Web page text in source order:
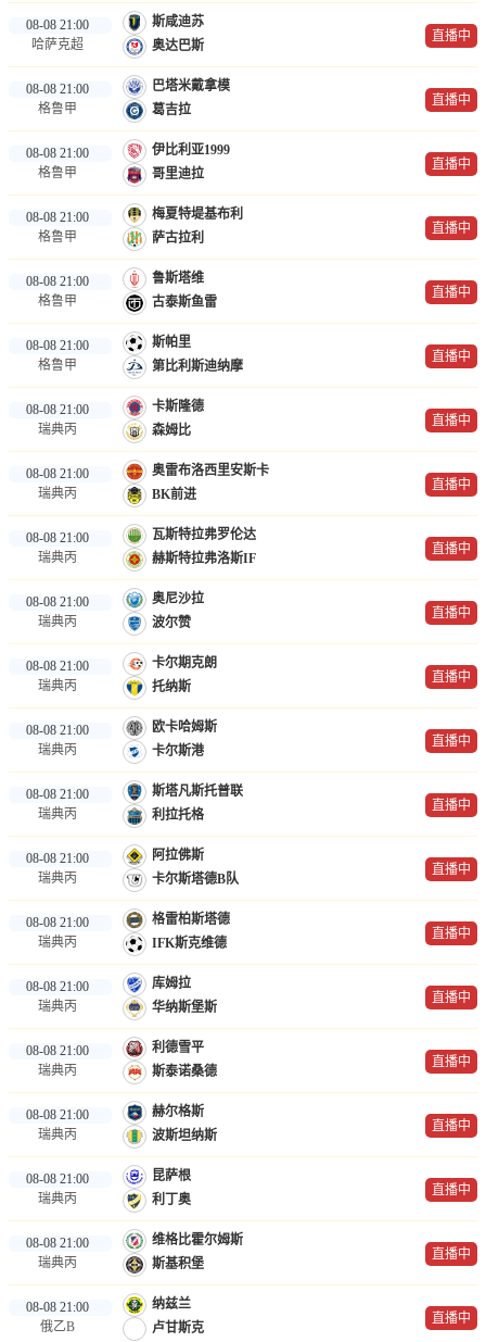
08-08 21:00
哈萨克超
斯咸迪苏
奥达巴斯
直播中
08-08 21:00
格鲁甲
巴塔米戴拿模
葛吉拉
直播中
08-08 21:00
格鲁甲
伊比利亚1999
哥里迪拉
直播中
08-08 21:00
格鲁甲
梅夏特堤基布利
萨古拉利
直播中
08-08 21:00
格鲁甲
鲁斯塔维
古泰斯鱼雷
直播中
08-08 21:00
格鲁甲
斯帕里
第比利斯迪纳摩
直播中
08-08 21:00
瑞典丙
卡斯隆德
森姆比
直播中
08-08 21:00
瑞典丙
奥雷布洛西里安斯卡
BK前进
直播中
08-08 21:00
瑞典丙
瓦斯特拉弗罗伦达
赫斯特拉弗洛斯IF
直播中
08-08 21:00
瑞典丙
奥尼沙拉
波尔赞
直播中
08-08 21:00
瑞典丙
卡尔期克朗
托纳斯
直播中
08-08 21:00
瑞典丙
欧卡哈姆斯
卡尔斯港
直播中
08-08 21:00
瑞典丙
斯塔凡斯托普联
利拉托格
直播中
08-08 21:00
瑞典丙
阿拉佛斯
卡尔斯塔德B队
直播中
08-08 21:00
瑞典丙
格雷柏斯塔德
IFK斯克维德
直播中
08-08 21:00
瑞典丙
库姆拉
华纳斯堡斯
直播中
08-08 21:00
瑞典丙
利德雪平
斯泰诺桑德
直播中
08-08 21:00
瑞典丙
赫尔格斯
波斯坦纳斯
直播中
08-08 21:00
瑞典丙
昆萨根
利丁奥
直播中
08-08 21:00
瑞典丙
维格比霍尔姆斯
斯基积堡
直播中
08-08 21:00
俄乙B
纳兹兰
卢甘斯克
直播中